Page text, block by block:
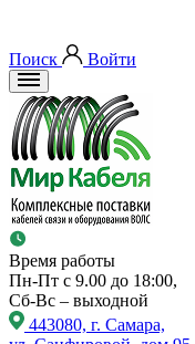
Поиск Войти
Время работы
Пн-Пт с 9.00 до 18:00,
Сб-Вс – выходной
443080, г. Самара,